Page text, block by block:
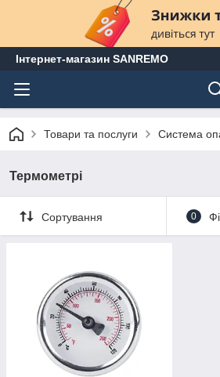
Інтернет-магазин SANREMO
Товари та послуги Система
Термометрі
Сортування 0